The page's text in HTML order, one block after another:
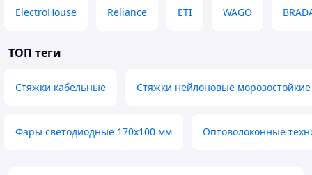
ElectroHouse Reliance ETI WAGO
ТОП теги
Стяжки кабельные Стяжки нейлоновые морозостойкие
Фары светодиодные 170х100 мм Оптоволоконные